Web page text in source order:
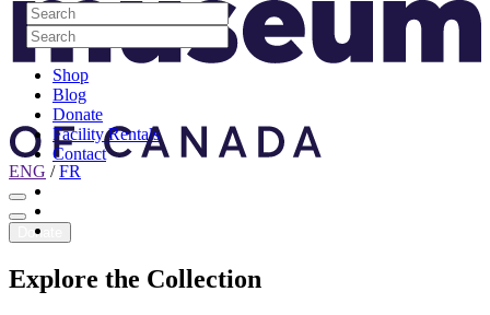
Search
Search
Search
Search
Shop
Blog
Donate
Facility Rentals
Contact
Youtube
ENG /FR
Donate
Explore the Collection